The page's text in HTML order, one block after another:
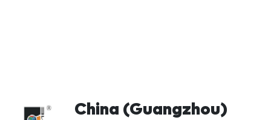
China (Guangzhou)